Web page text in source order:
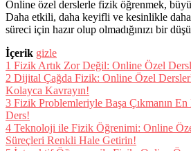
Online özel derslerle fizik öğrenmek,
Daha etkili, daha keyifli ve kesinlikle
süreci için hazır olup olmadığınızı bir
İçerik gizle
1 Fizik Artık Zor Değil: Online Özel
2 Dijital Çağda Fizik: Online Özel
Kolayca Kavrayın!
3 Fizik Problemleriyle Başa Çıkmanın
Ders!
4 Teknoloji ile Fizik Öğrenimi: Online
Süreçleri Renkli Hale Getirin!